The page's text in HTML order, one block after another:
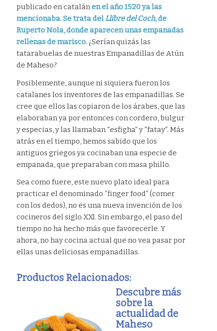
publicado en catalánen el año 1520 ya las
mencionaba. Se trata delLlibre del Coch, de
Ruperto Nola, donde aparecen unas empanadas
rellenas de marisco. ¿Serían quizás las
tatarabuelas de nuestras Empanadillas de Atún
de Maheso?
Posiblemente, aunque ni siquiera fueron los
catalanes los inventores de las empanadillas. Se
cree que ellos las copiaron de los árabes, que las
elaboraban ya por entonces con cordero, bulgur
y especias, y las llamaban “esfigha” y “fatay”. Más
atrás en el tiempo, hemos sabido que los
antiguos griegos ya cocinaban una especie de
empanada, que preparaban con masa phillo.
Sea como fuere, este nuevo plato ideal para
practicar el denominado “finger food” (comer
con los dedos), no es una nueva invención de los
cocineros del siglo XXI. Sin embargo, el paso del
tiempo no ha hecho más que favorecerle. Y
ahora, no hay cocina actual que no vea pasar por
ellas unas deliciosas empanadillas.
Productos Relacionados:
Descubre más
sobre la
actualidad de
Maheso